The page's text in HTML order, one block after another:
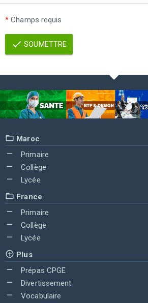
* Champs requis
SOUMETTRE
Maroc
Primaire
Collège
Lycée
France
Primaire
Collège
Lycée
Plus
Prépas CPGE
Divertissement
Vocabulaire